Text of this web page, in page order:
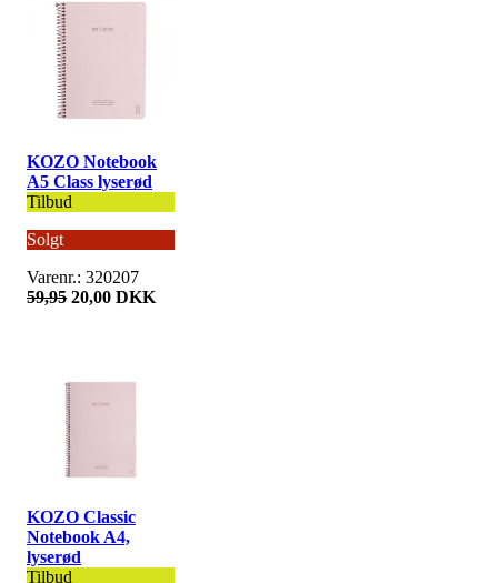
KOZO Notebook
A5 Class lyserød
Tilbud
Solgt
Varenr.: 320207
59,95 20,00 DKK
KOZO Classic
Notebook A4,
lyserød
Tilbud